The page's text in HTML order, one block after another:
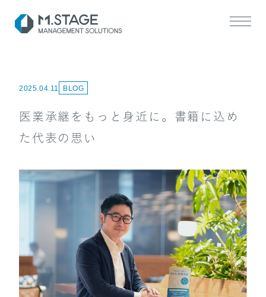
医業承継サポート
2025.04.11 BLOG
医業承継をもっと身近に。書籍に込め
た代表の思い